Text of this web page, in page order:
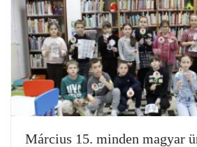
Március 15. minden magyar